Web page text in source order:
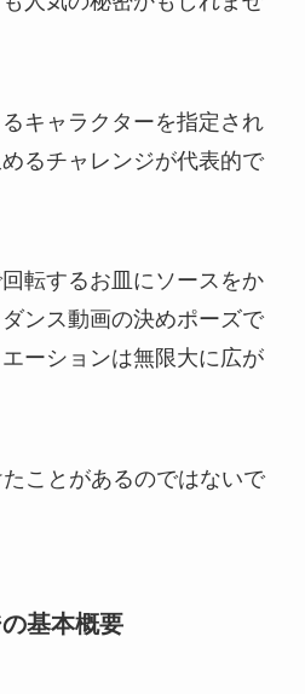
キャラクターを指定され
るチャレンジが代表的で
転するお皿にソースをか
ンス動画の決めポーズで
ーションは無限大に広が
ことがあるのではないで
基本概要